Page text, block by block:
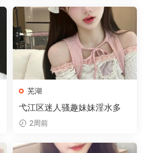
芜湖
弋江区迷人骚趣妹妹淫水多
2周前